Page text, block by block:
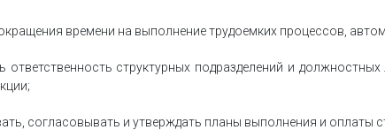
времени на выполнение трудоемких процессов,
ответственность структурных подразделений и
согласовывать и утверждать планы выполнения и оплаты